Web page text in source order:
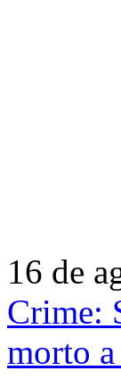
16 de
Crime:
morto